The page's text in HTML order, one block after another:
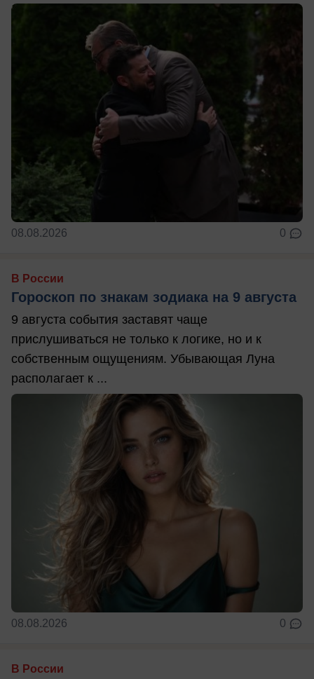
08.08.2026 0
В России
Гороскоп по знакам зодиака на 9 августа
9 августа события заставят чаще
прислушиваться не только к логике, но и к
собственным ощущениям. Убывающая Луна
располагает к ...
08.08.2026 0
В России